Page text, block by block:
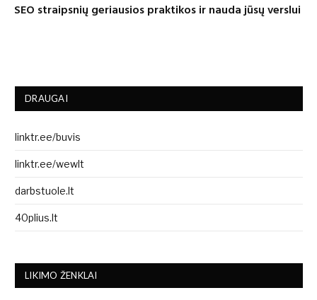
SEO straipsnių geriausios praktikos ir nauda jūsų verslui
DRAUGAI
linktr.ee/buvis
linktr.ee/wewlt
darbstuole.lt
40plius.lt
LIKIMO ŽENKLAI